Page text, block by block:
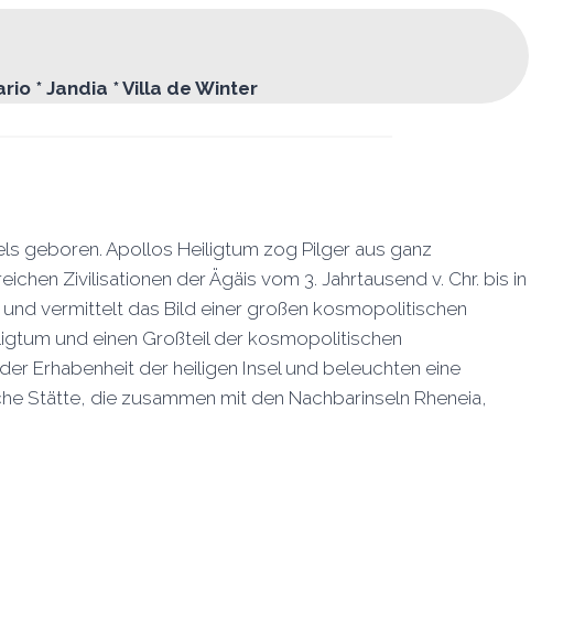
* Jandia * Villa de Winter
geboren. Apollos Heiligtum zog Pilger aus ganz
Zivilisationen der Ägäis vom 3. Jahrtausend v. Chr. bis in
vermittelt das Bild einer großen kosmopolitischen
und einen Großteil der kosmopolitischen
Erhabenheit der heiligen Insel und beleuchten eine
Stätte, die zusammen mit den Nachbarinseln Rheneia,